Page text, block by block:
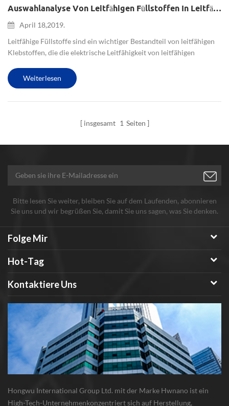
Auswahlanalyse Von Leitfähigen Füllstoffen In Leitfähigen Klebstoffen
April 18,2019.
Leitfähige Füllstoffe sind ein wichtiger Bestandteil von leitfähigen
Klebstoffen, die die elektrische Leitfähigkeit von leitfähigen
Werkstoffe, metallische Werkstoffe und Metalloxide verwe...
Weiterlesen
insgesamt 1 Seiten
Bitte lesen Sie weiter, bleiben Sie auf dem Laufenden, abonnieren
Sie uns und wir begrüßen Sie, damit Sie uns sagen, was Sie denken.
Folge Mir
Hot-Tag
Kontaktiere Uns
Hongwu International Group Ltd. mit der Marke Hwnano ist ein
High-Tech-Unternehmenkonzentriert sich auf Herstellung,